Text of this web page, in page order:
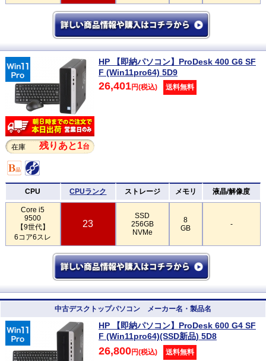
在庫 残りあと1台
HP 【即納パソコン】ProDesk 400 G6 SF
F (Win11pro64) 5D9
26,401円(税込) 送料無料
CPU CPUランク ストレージ メモリ 液晶/解像度
Core i5
9500
【9世代】
6コア6スレ
23
SSD
256GB
NVMe
8
GB
-
中古デスクトップパソコン メーカー名・製品名
HP 【即納パソコン】ProDesk 600 G4 SF
F (Win11pro64)(SSD新品) 5D8
26,800円(税込) 送料無料